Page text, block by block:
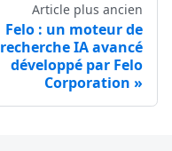
Article plus ancien
Felo : un moteur de
recherche IA avancé
développé par Felo
Corporation